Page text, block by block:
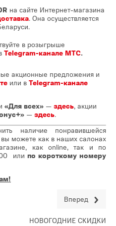
на сайте Интернет-магазина
. Она осуществляется
в розыгрыше
Telegram-канале МТС.
акционные предложения и
или в Telegram-канале
«Для всех» — здесь, акции
— здесь.
наличие понравившейся
можете как в наших салонах
как online, так и по
или по короткому номеру
Вперед
НОВОГОДНИЕ СКИДКИ